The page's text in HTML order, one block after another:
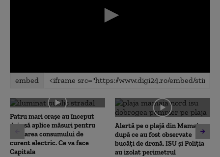
0
seconds
0
seconds
embed
Patru mari orașe au început
deja să aplice măsuri pentru
limitarea consumului de
curent electric. Ce va face
Capitala
Alertă pe o plajă din Mamaia,
după ce au fost observate
bucăți de dronă. ISU și Poliția
au izolat perimetrul